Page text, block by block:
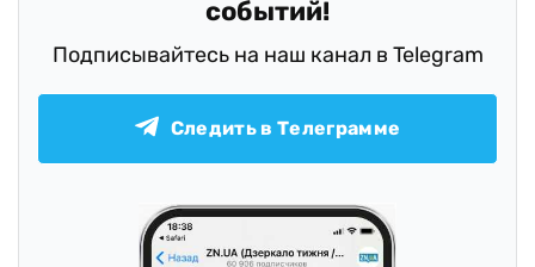
событий!
Подписывайтесь на наш канал в Telegram
Следить в Телеграмме